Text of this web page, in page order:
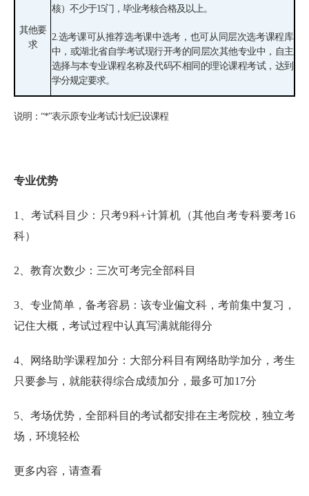
其他要
求
核）不少于15门，毕业考核合格及以上。
2. 选考课可从推荐选考课中选考，也可从同层次选考课程库
中，或湖北省自学考试现行开考的同层次其他专业中，自主
选择与本专业课程名称及代码不相同的理论课程考试，达到
学分规定要求。
说明：“*”表示原专业考试计划已设课程
专业优势
1、考试科目少：只考9科+计算机（其他自考专科要考16
科）
2、教育次数少：三次可考完全部科目
3、专业简单，备考容易：该专业偏文科，考前集中复习，
记住大概，考试过程中认真写满就能得分
4、网络助学课程加分：大部分科目有网络助学加分，考生
只要参与，就能获得综合成绩加分，最多可加17分
5、考场优势，全部科目的考试都安排在主考院校，独立考
场，环境轻松
更多内容，请查看